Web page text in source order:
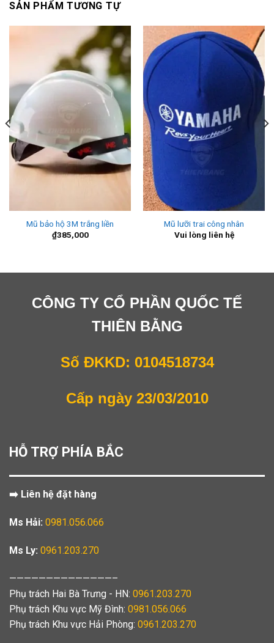
SẢN PHẨM TƯƠNG TỰ
Mũ bảo hộ 3M trắng liền
₫385,000
Mũ lưỡi trai công nhân
Vui lòng liên hệ
CÔNG TY CỔ PHẦN QUỐC TẾ
THIÊN BẰNG
Số ĐKKD: 0104518734
Cấp ngày 23/03/2010
HỖ TRỢ PHÍA BẮC
➡️ Liên hệ đặt hàng
Ms Hải: 0981.056.066
Ms Ly: 0961.203.270
——————————————–
Phụ trách Hai Bà Trưng - HN: 0961.203.270
Phụ trách Khu vực Mỹ Đình: 0981.056.066
Phụ trách Khu vực Hải Phòng: 0961.203.270